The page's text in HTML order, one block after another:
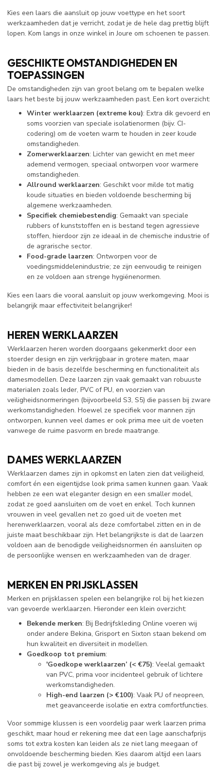
Kies een laars die aansluit op jouw voettype en het soort
werkzaamheden dat je verricht, zodat je de hele dag prettig blijft
lopen. Kom langs in onze winkel in Joure om schoenen te passen.
GESCHIKTE OMSTANDIGHEDEN EN
TOEPASSINGEN
De omstandigheden zijn van groot belang om te bepalen welke
laars het beste bij jouw werkzaamheden past. Een kort overzicht:
Winter werklaarzen (extreme kou): Extra dik gevoerd en
soms voorzien van speciale isolatienormen (bijv. CI-
codering) om de voeten warm te houden in zeer koude
omstandigheden.
Zomerwerklaarzen: Lichter van gewicht en met meer
ademend vermogen, speciaal ontworpen voor warmere
omstandigheden.
Allround werklaarzen: Geschikt voor milde tot matig
koude situaties en bieden voldoende bescherming bij
algemene werkzaamheden.
Specifiek chemiebestendig: Gemaakt van speciale
rubbers of kunststoffen en is bestand tegen agressieve
stoffen, hierdoor zijn ze ideaal in de chemische industrie of
de agrarische sector.
Food-grade laarzen: Ontworpen voor de
voedingsmiddelenindustrie; ze zijn eenvoudig te reinigen
en ze voldoen aan strenge hygiënenormen.
Kies een laars die vooral aansluit op jouw werkomgeving. Mooi is
belangrijk maar effectiviteit belangrijker!
HEREN WERKLAARZEN
Werklaarzen heren worden doorgaans gekenmerkt door een
stoerder design en zijn verkrijgbaar in grotere maten, maar
bieden in de basis dezelfde bescherming en functionaliteit als
damesmodellen. Deze laarzen zijn vaak gemaakt van robuuste
materialen zoals leder, PVC of PU, en voorzien van
veiligheidsnormeringen (bijvoorbeeld S3, S5) die passen bij zware
werkomstandigheden. Hoewel ze specifiek voor mannen zijn
ontworpen, kunnen veel dames er ook prima mee uit de voeten
vanwege de ruime pasvorm en brede maatrange.
DAMES WERKLAARZEN
Werklaarzen dames zijn in opkomst en laten zien dat veiligheid,
comfort én een eigentijdse look prima samen kunnen gaan. Vaak
hebben ze een wat eleganter design en een smaller model,
zodat ze goed aansluiten om de voet en enkel. Toch kunnen
vrouwen in veel gevallen net zo goed uit de voeten met
herenwerklaarzen, vooral als deze comfortabel zitten en in de
juiste maat beschikbaar zijn. Het belangrijkste is dat de laarzen
voldoen aan de benodigde veiligheidsnormen én aansluiten op
de persoonlijke wensen en werkzaamheden van de drager.
MERKEN EN PRIJSKLASSEN
Merken en prijsklassen spelen een belangrijke rol bij het kiezen
van gevoerde werklaarzen. Hieronder een klein overzicht:
Bekende merken: Bij Bedrijfskleding Online voeren wij
onder andere Bekina, Grisport en Sixton staan bekend om
hun kwaliteit en diversiteit in modellen.
Goedkoop tot premium:
'Goedkope werklaarzen’ (< €75): Veelal gemaakt
van PVC, prima voor incidenteel gebruik of lichtere
werkomstandigheden.
High-end laarzen (> €100): Vaak PU of neopreen,
met geavanceerde isolatie en extra comfortfuncties.
Voor sommige klussen is een voordelig paar werk laarzen prima
geschikt, maar houd er rekening mee dat een lage aanschafprijs
soms tot extra kosten kan leiden als ze niet lang meegaan of
onvoldoende bescherming bieden. Kies daarom altijd een laars
die past bij zowel je werkomgeving als je budget.